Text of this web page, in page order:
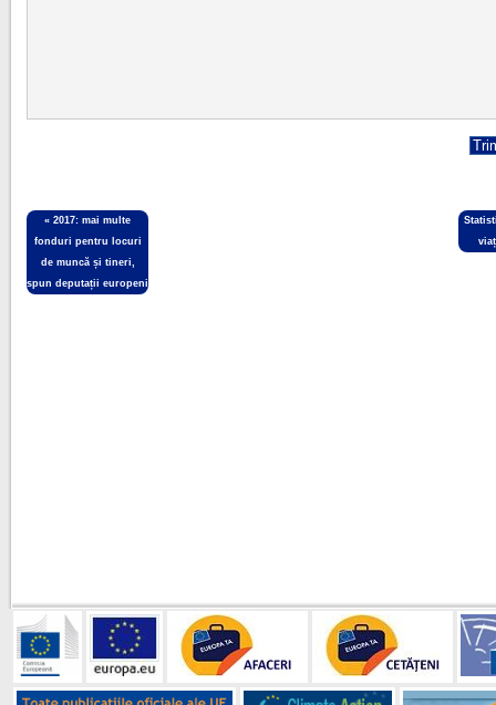
«2017: mai multe
fonduri pentru locuri
de muncă și tineri,
spun deputații europeni